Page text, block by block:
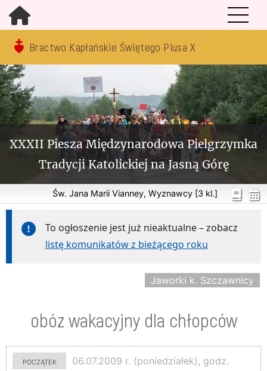
Bractwo Kapłańskie Świętego Piusa X
XXXII Piesza Międzynarodowa Pielgrzymka
Tradycji Katolickiej na Jasną Górę
Św. Jana Marii Vianney, Wyznawcy [3 kl.]
To ogłoszenie jest już nieaktualne – zobacz
listę komunikatów z bieżącego roku
Jaworki k. Szczawnicy
obóz wakacyjny dla chłopców
początek
06.07.2009 r. (poniedziałek), godz.